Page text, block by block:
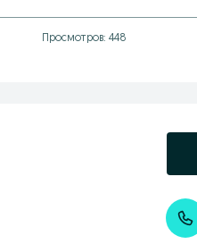
Просмотров: 448